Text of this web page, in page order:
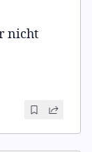
nicht